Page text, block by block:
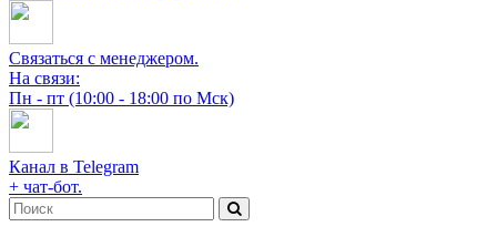
Связаться с менеджером.
На связи:
Пн - пт (10:00 - 18:00 по Мск)
Канал в Telegram
+ чат-бот.